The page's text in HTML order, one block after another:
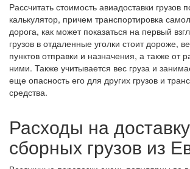
Рассчитать стоимость авиадоставки грузов
калькулятор, причем транспортировка
дорога, как может показаться на первый
грузов в отдаленные уголки стоит дороже,
пунктов отправки и назначения, а также от
ними. Также учитывается вес груза и
еще опасность его для других грузов и
средства.
Расходы на доставку
сборных грузов из